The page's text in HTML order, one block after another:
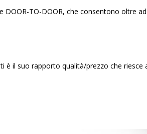
TO-DOOR, che consentono oltre
è il suo rapporto qualità/prezzo che